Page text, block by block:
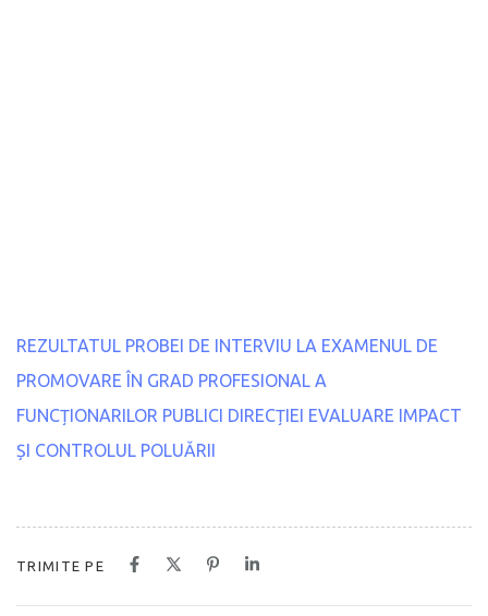
REZULTATUL PROBEI DE INTERVIU LA EXAMENUL DE
PROMOVARE ÎN GRAD PROFESIONAL A
FUNCȚIONARILOR PUBLICI DIRECȚIEI EVALUARE IMPACT
ȘI CONTROLUL POLUĂRII
TRIMITE PE